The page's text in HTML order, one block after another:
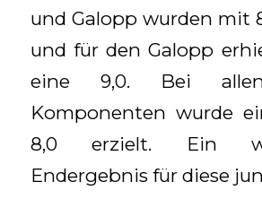
und Galopp wurden mit
und für den Galopp
eine 9,0. Bei
Komponenten wurde
8,0 erzielt. Ein
Endergebnis für diese